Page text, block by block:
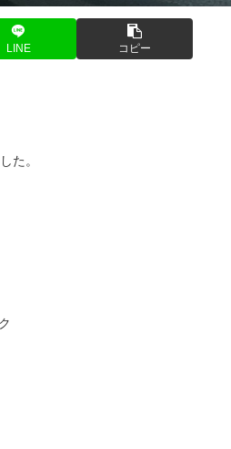
LINE コピー
た。